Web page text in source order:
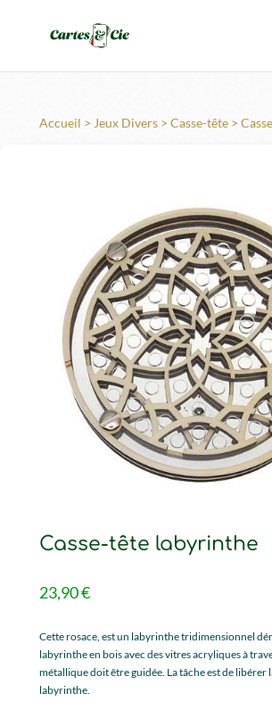
Accueil > Jeux Divers > Casse-tête >
Casse-tête labyrinthe
23,90€
Cette rosace, est un labyrinthe tridimensionnel
labyrinthe en bois avec des vitres acryliques à
métallique doit être guidée. La tâche est de libérer
labyrinthe.